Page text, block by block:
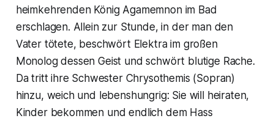
heimkehrenden König Agamemnon im Bad
erschlagen. Allein zur Stunde, in der man den
Vater tötete, beschwört Elektra im großen
Monolog dessen Geist und schwört blutige Rache.
Da tritt ihre Schwester Chrysothemis (Sopran)
hinzu, weich und lebenshungrig: Sie will heiraten,
Kinder bekommen und endlich dem Hass